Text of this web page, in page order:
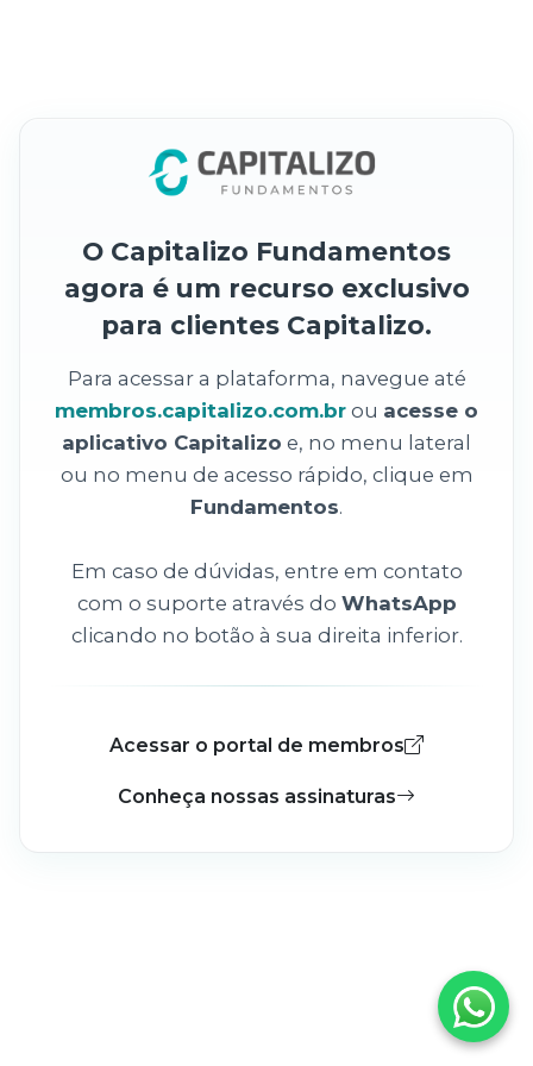
O Capitalizo Fundamentos
agora é um recurso exclusivo
para clientes Capitalizo.
Para acessar a plataforma, navegue até
membros.capitalizo.com.br ou acesse o
aplicativo Capitalizo e, no menu lateral
ou no menu de acesso rápido, clique em
Fundamentos.
Em caso de dúvidas, entre em contato
com o suporte através do WhatsApp
clicando no botão à sua direita inferior.
Acessar o portal de membros
Conheça nossas assinaturas